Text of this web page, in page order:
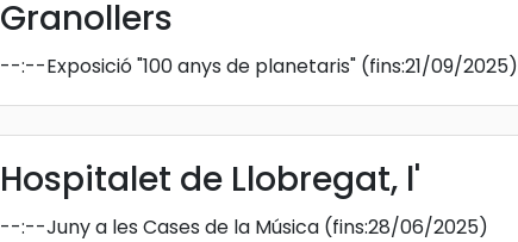
Granollers
--:--Exposició "100 anys de planetaris" (fins:21/09/2025)
Hospitalet de Llobregat, l'
--:--Juny a les Cases de la Música (fins:28/06/2025)